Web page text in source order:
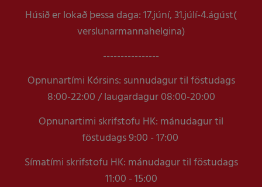
Húsið er lokað þessa daga: 17.júní, 31.júlí-4.ágúst(
verslunarmannahelgina)
----------------
Opnunartími Kórsins: sunnudagur til föstudags
8:00-22:00 / laugardagur 08:00-20:00
Opnunartimi skrifstofu HK: mánudagur til
föstudags 9:00 - 17:00
Símatími skrifstofu HK: mánudagur til föstudags
11:00 - 15:00